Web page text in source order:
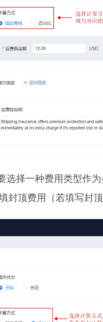
选择一种费用类型作
封顶费用（若填写封